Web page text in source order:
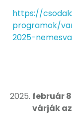
https://
programok/
2025-
február
várják